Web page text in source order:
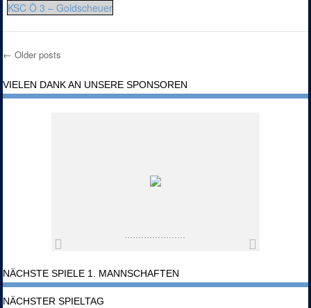
KSC Ö 3 – Goldscheuer
Post navigation
← Older posts
VIELEN DANK AN UNSERE SPONSOREN
NÄCHSTE SPIELE 1. MANNSCHAFTEN
NÄCHSTER SPIELTAG